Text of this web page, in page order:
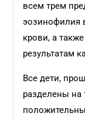
всем трем
эозинофилия
крови, а
результатам
Все дети,
разделены на